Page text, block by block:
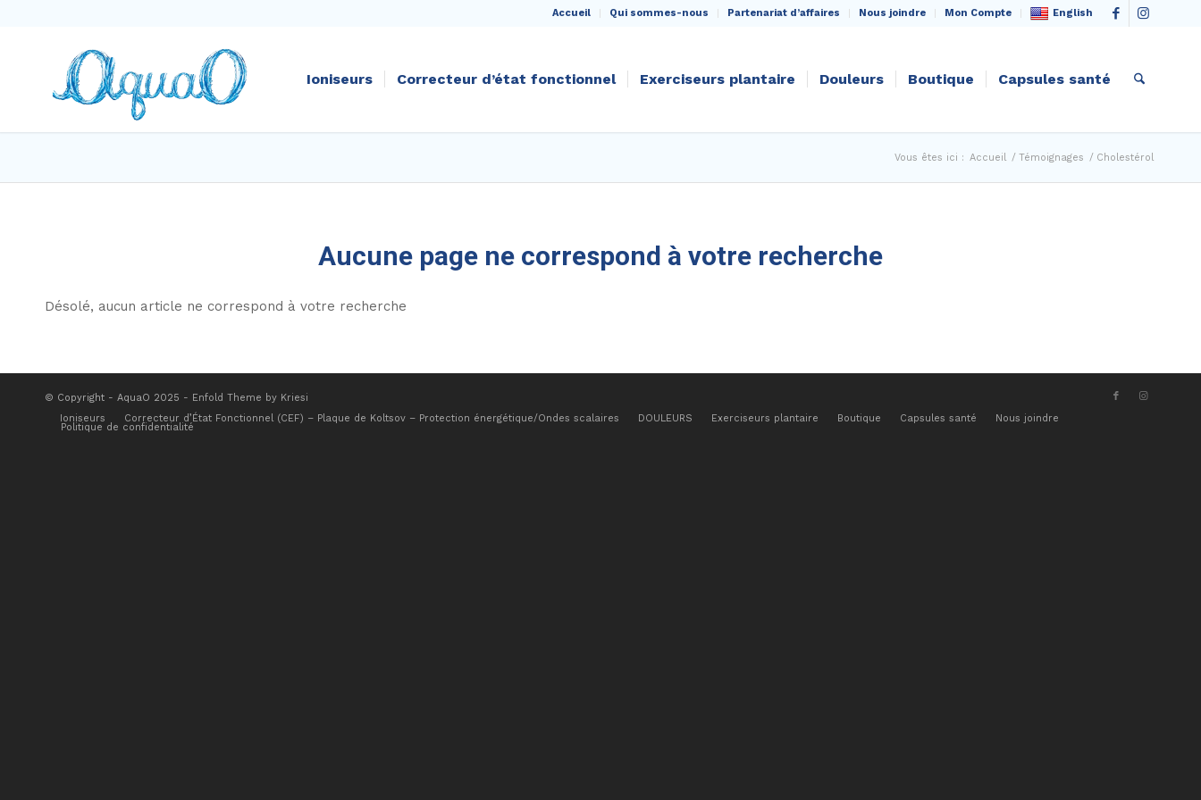
Accueil Qui sommes-nous Partenariat d’affaires Nous joindre Mon Compte English
Ioniseurs Correcteur d’état fonctionnel Exerciseurs plantaire Douleurs Boutique Capsules santé
Vous êtes ici : Accueil / Témoignages / Cholestérol
Aucune page ne correspond à votre recherche
Désolé, aucun article ne correspond à votre recherche
© Copyright - AquaO 2025 - Enfold Theme by Kriesi
Ioniseurs
Correcteur d’État Fonctionnel (CEF) – Plaque de Koltsov – Protection énergétique/Ondes scalaires DOULEURS Exerciseurs plantaire Boutique Capsules santé Nous joindre
Politique de confidentialité